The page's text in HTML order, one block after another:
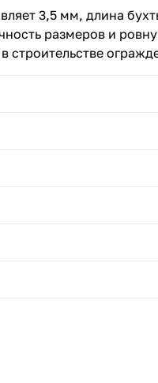
3,5 мм, длина
размеров и
строительстве